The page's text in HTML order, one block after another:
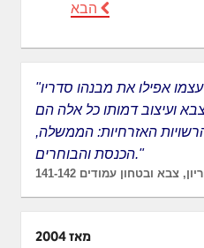
הבא
"אין הצבא קובע על דעת עצמו אפילו את מבנהו סדריו
ועיצוב דמותו כל אלה הם
האזרחיות: הממשלה,
הכנסת והבוחרים."
צבא ובטחון עמודים 141-142
מאז 2004